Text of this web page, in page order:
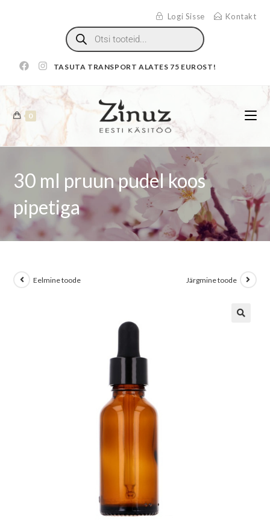
Logi Sisse Kontakt
TASUTA TRANSPORT ALATES 75 EUROST!
0
30 ml pruun pudel koos
pipetiga
Eelmine toode Järgmine toode